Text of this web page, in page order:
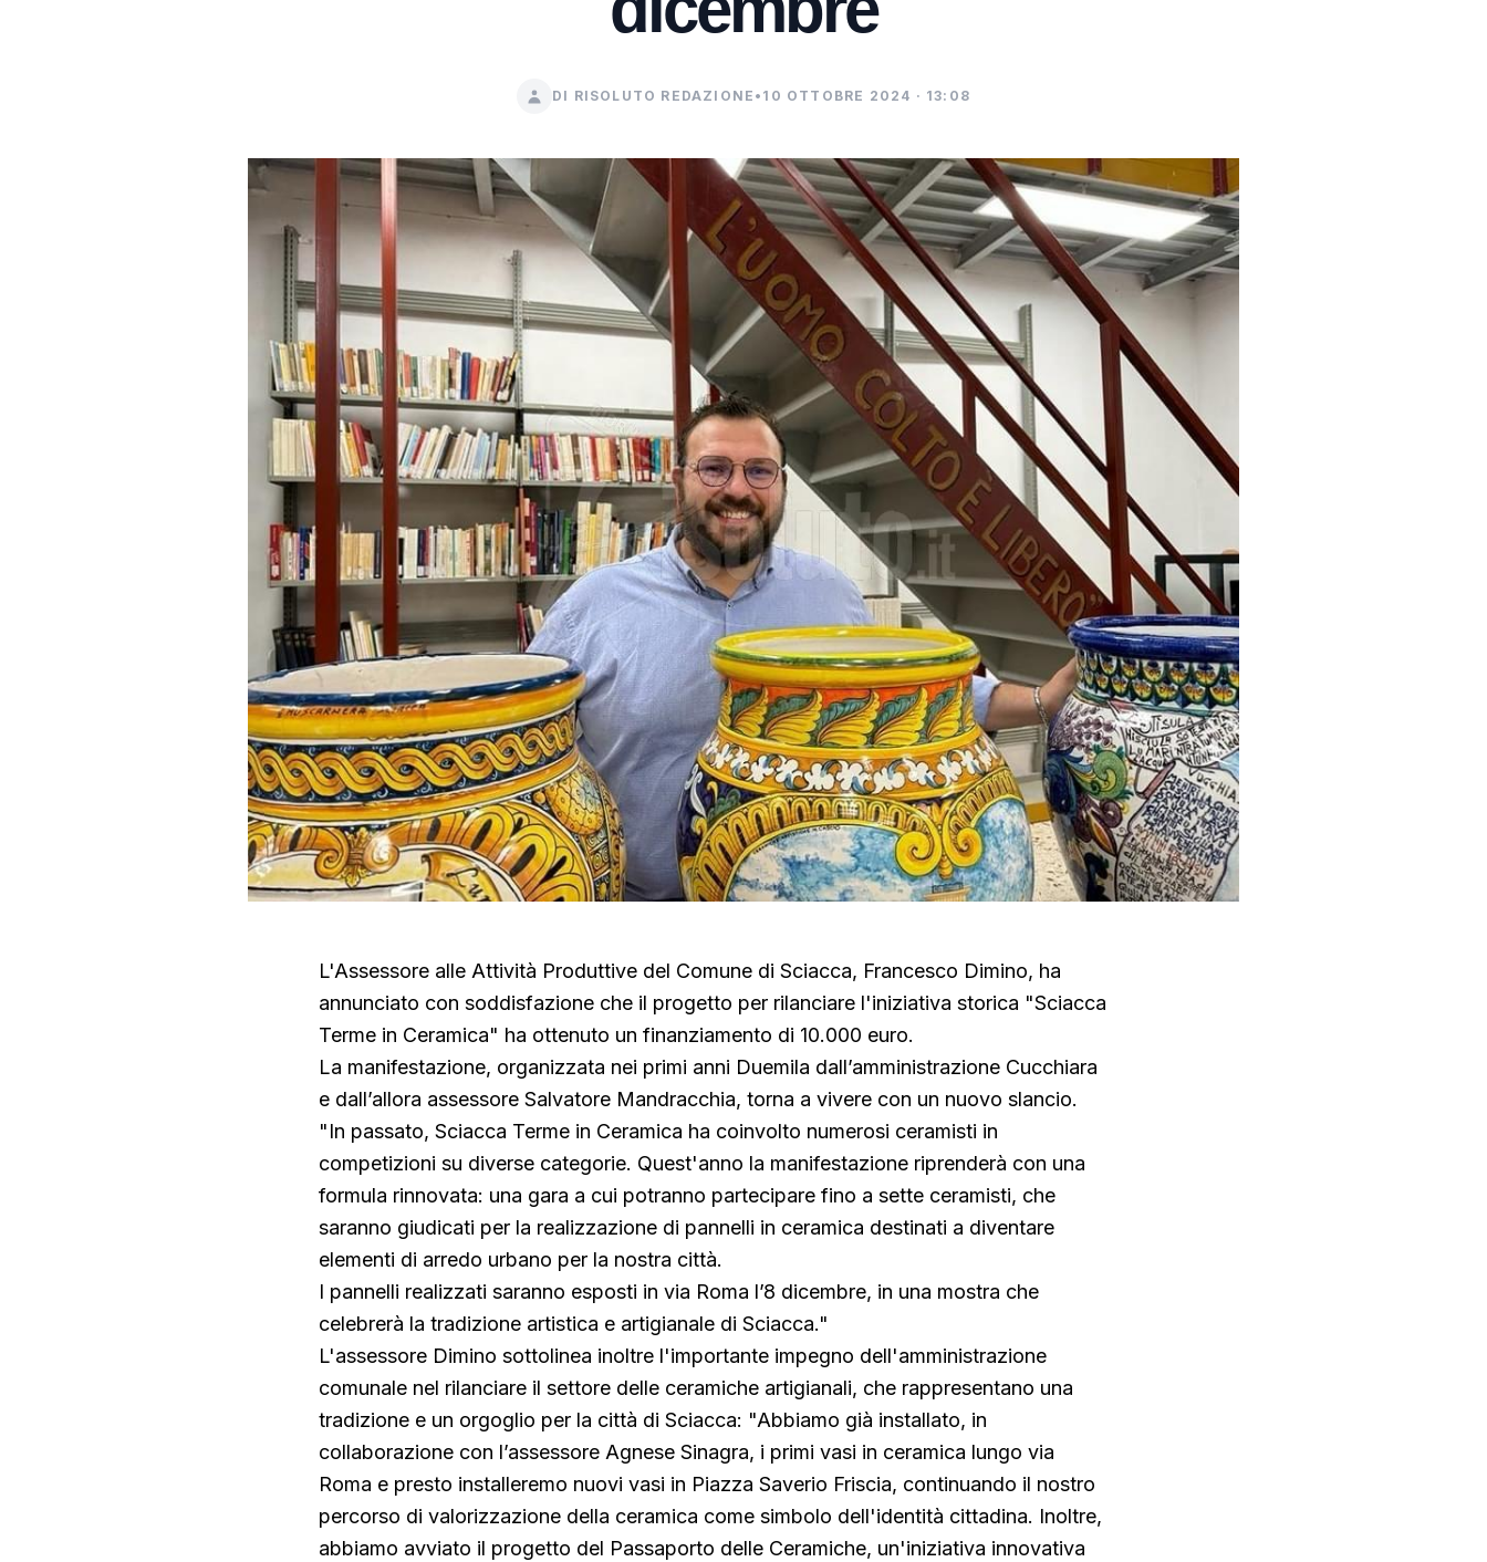
DI RISOLUTO REDAZIONE • 10 OTTOBRE 2024 · 13:08
L'Assessore alle Attività Produttive del Comune di Sciacca, Francesco Dimino, ha
annunciato con soddisfazione che il progetto per rilanciare l'iniziativa storica "Sciacca
Terme in Ceramica" ha ottenuto un finanziamento di 10.000 euro.
La manifestazione, organizzata nei primi anni Duemila dall’amministrazione Cucchiara
e dall’allora assessore Salvatore Mandracchia, torna a vivere con un nuovo slancio.
"In passato, Sciacca Terme in Ceramica ha coinvolto numerosi ceramisti in
competizioni su diverse categorie. Quest'anno la manifestazione riprenderà con una
formula rinnovata: una gara a cui potranno partecipare fino a sette ceramisti, che
saranno giudicati per la realizzazione di pannelli in ceramica destinati a diventare
elementi di arredo urbano per la nostra città.
I pannelli realizzati saranno esposti in via Roma l’8 dicembre, in una mostra che
celebrerà la tradizione artistica e artigianale di Sciacca."
L'assessore Dimino sottolinea inoltre l'importante impegno dell'amministrazione
comunale nel rilanciare il settore delle ceramiche artigianali, che rappresentano una
tradizione e un orgoglio per la città di Sciacca: "Abbiamo già installato, in
collaborazione con l’assessore Agnese Sinagra, i primi vasi in ceramica lungo via
Roma e presto installeremo nuovi vasi in Piazza Saverio Friscia, continuando il nostro
percorso di valorizzazione della ceramica come simbolo dell'identità cittadina. Inoltre,
abbiamo avviato il progetto del Passaporto delle Ceramiche, un'iniziativa innovativa